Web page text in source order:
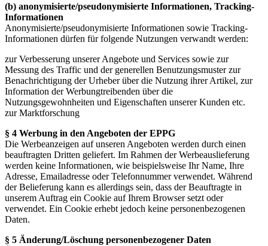
(b) anonymisierte/pseudonymisierte Informationen, Tracking-
Informationen
Anonymisierte/pseudonymisierte Informationen sowie Tracking-
Informationen dürfen für folgende Nutzungen verwandt werden:
zur Verbesserung unserer Angebote und Services sowie zur
Messung des Traffic und der generellen Benutzungsmuster zur
Benachrichtigung der Urheber über die Nutzung ihrer Artikel, zur
Information der Werbungtreibenden über die
Nutzungsgewohnheiten und Eigenschaften unserer Kunden etc.
zur Marktforschung
§ 4 Werbung in den Angeboten der EPPG
Die Werbeanzeigen auf unseren Angeboten werden durch einen
beauftragten Dritten geliefert. Im Rahmen der Werbeauslieferung
werden keine Informationen, wie beispielsweise Ihr Name, Ihre
Adresse, Emailadresse oder Telefonnummer verwendet. Während
der Belieferung kann es allerdings sein, dass der Beauftragte in
unserem Auftrag ein Cookie auf Ihrem Browser setzt oder
verwendet. Ein Cookie erhebt jedoch keine personenbezogenen
Daten.
§ 5 Änderung/Löschung personenbezogener Daten